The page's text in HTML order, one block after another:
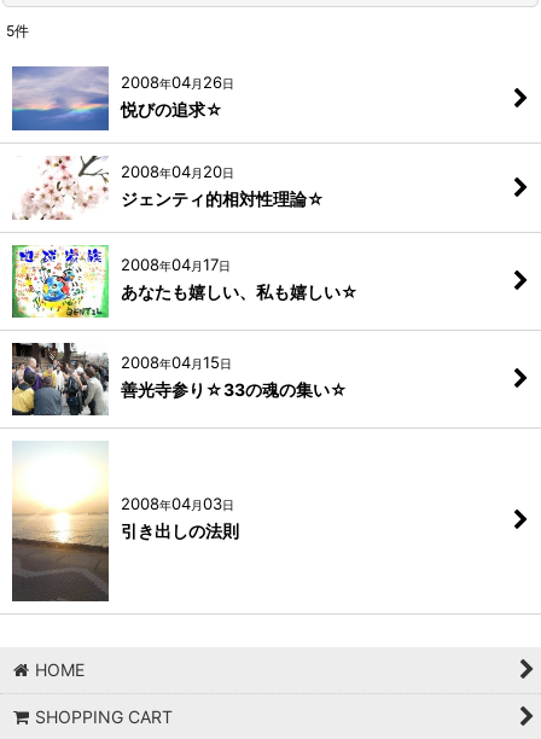
5件
2008年04月 26日
悦びの追求☆
2008年04月 20日
ジェンティ的相対性理論☆
2008年04月17日
あなたも嬉しい、私も嬉しい☆
2008年04月15日
善光寺参り☆33の魂の集い☆
2008年04月03日
引き出しの法則
HOME
SHOPPING CART